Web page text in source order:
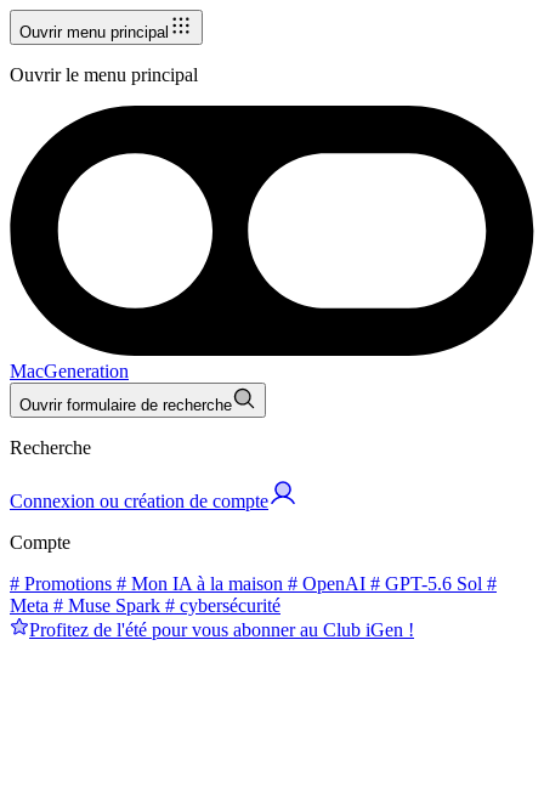
Ouvrir menu principal
Ouvrir le menu principal
MacGeneration
Ouvrir formulaire de recherche
Recherche
Connexion ou création de compte
Compte
# Promotions # Mon IA à la maison # OpenAI # GPT-5.6 Sol #
Meta # Muse Spark # cybersécurité
Profitez de l'été pour vous abonner au Club iGen !